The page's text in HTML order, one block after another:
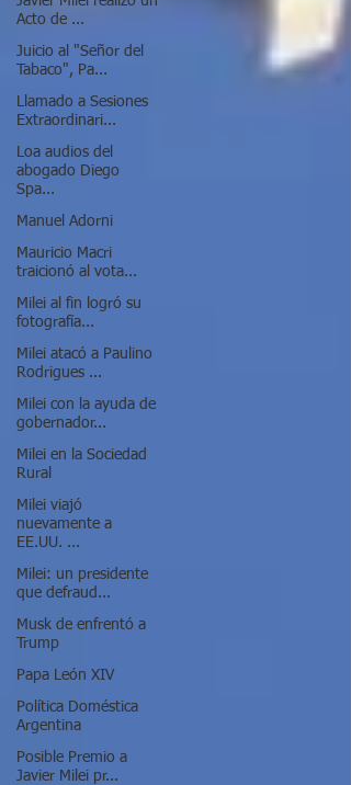
Acto de ...
Juicio al "Señor del
Tabaco", Pa...
Llamado a Sesiones
Extraordinari...
Loa audios del
abogado Diego
Spa...
Manuel Adorni
Mauricio Macri
traicionó al vota...
Milei al fin logró su
fotografía...
Milei atacó a Paulino
Rodrigues ...
Milei con la ayuda de
gobernador...
Milei en la Sociedad
Rural
Milei viajó
nuevamente a
EE.UU. ...
Milei: un presidente
que defraud...
Musk de enfrentó a
Trump
Papa León XIV
Política Doméstica
Argentina
Posible Premio a
Javier Milei pr...